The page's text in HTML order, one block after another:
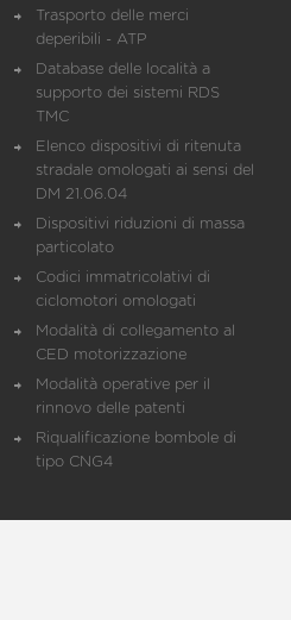
Trasporto delle merci
deperibili - ATP
Database delle località a
supporto dei sistemi RDS
TMC
Elenco dispositivi di ritenuta
stradale omologati ai sensi del
DM 21.06.04
Dispositivi riduzioni di massa
particolato
Codici immatricolativi di
ciclomotori omologati
Modalità di collegamento al
CED motorizzazione
Modalità operative per il
rinnovo delle patenti
Riqualificazione bombole di
tipo CNG4